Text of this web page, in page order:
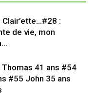
:
de vie, mon
Thomas 41 ans #54
#55 John 35 ans